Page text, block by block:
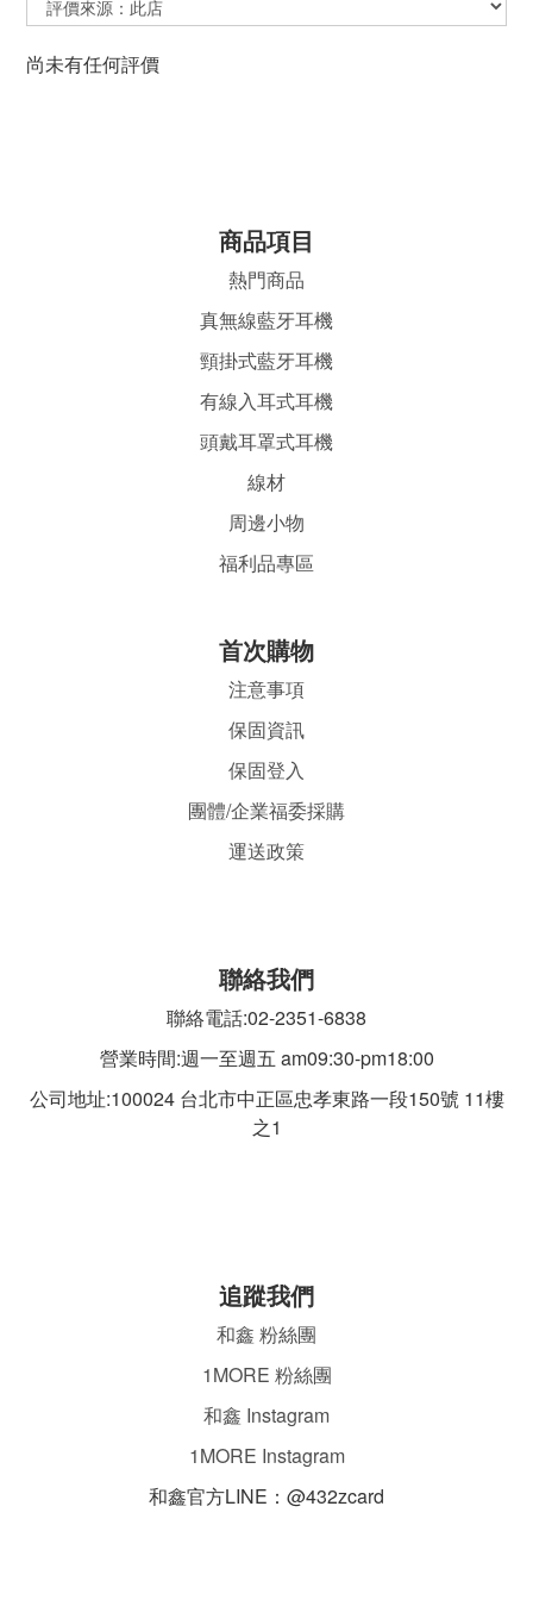
尚未有任何評價
商品項目
熱門商品
真無線藍牙耳機
頸掛式藍牙耳機
有線入耳式耳機
頭戴耳罩式耳機
線材
周邊小物
福利品專區
首次購物
注意事項
保固資訊
保固登入
團體/企業福委採購
運送政策
聯絡我們
聯絡電話:02-2351-6838
營業時間:週一至週五 am09:30-pm18:00
公司地址:100024 台北市中正區忠孝東路一段150號 11樓
之1
追蹤我們
和鑫 粉絲團
1MORE 粉絲團
和鑫 Instagram
1MORE Instagram
和鑫官方LINE：@432zcard